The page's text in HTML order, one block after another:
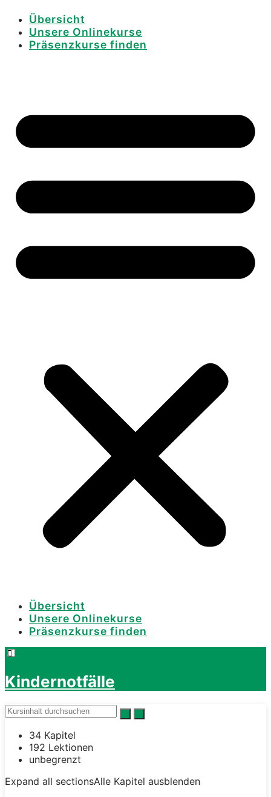
Übersicht
Unsere Onlinekurse
Präsenzkurse finden
Übersicht
Unsere Onlinekurse
Präsenzkurse finden
Kindernotfälle
34 Kapitel
192 Lektionen
unbegrenzt
Expand all sectionsAlle Kapitel ausblenden